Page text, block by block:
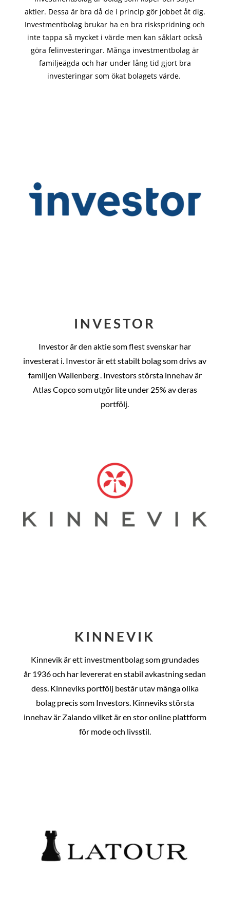
aktier. Dessa är bra då de i princip görjobbet åt dig.
Investmentbolag brukar ha en bra riskspridning och
inte tappa så mycket i värde men kan såklart också
göra felinvesteringar. Många investmentbolag är
familjeägda och har under lång tid gjort bra
investeringar som ökat bolagets värde.
INVESTOR
Investor är den aktie som flest svenskar har
investerat i. Investor är ett stabilt bolag som drivs av
familjen Wallenberg . Investors största innehav är
Atlas Copco som utgör lite under 25% av deras
portfölj.
KINNEVIK
Kinnevik är ett investmentbolag som grundades
år 1936 och har levererat en stabil avkastning sedan
dess. Kinneviks portfölj består utav många olika
bolag precis som Investors. Kinneviks största
innehav är Zalando vilket är en stor online plattform
för mode och livsstil.